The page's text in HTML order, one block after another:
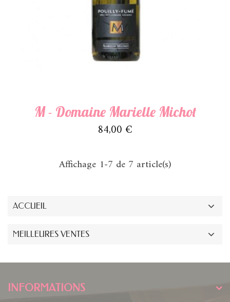
M - Domaine Marielle Michot
Prix
84,00 €
Affichage 1-7 de 7 article(s)
ACCUEIL
MEILLEURES VENTES
INFORMATIONS